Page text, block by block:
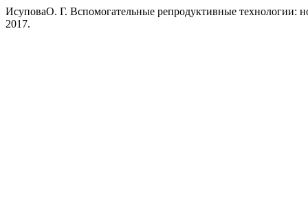
ИсуповаО. Г. Вспомогательные репродуктивные технологии:
2017.